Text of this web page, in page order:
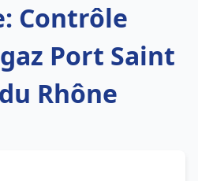
Contrôle
Port Saint
Rhône